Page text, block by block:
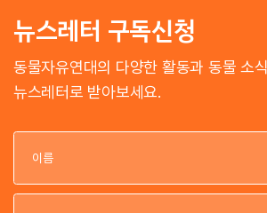
뉴스레터 구독신청
동물자유연대의 다양한 활동과 동물 소
뉴스레터로 받아보세요.